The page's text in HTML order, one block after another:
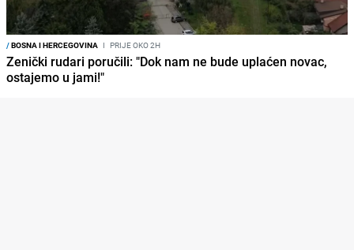
/BOSNA I HERCEGOVINA I PRIJE OKO 2H
Zenički rudari poručili: "Dok nam ne bude uplaćen novac,
ostajemo u jami!"